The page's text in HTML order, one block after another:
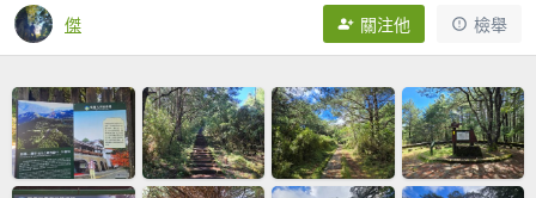
傑 關注他 檢舉